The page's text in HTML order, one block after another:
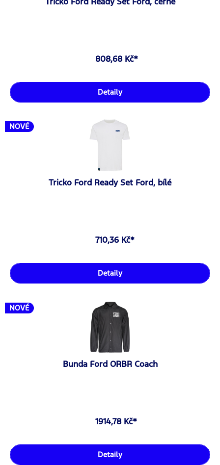
808,68 Kč*
Detaily
NOVÉ
Tricko Ford Ready Set Ford, bílé
710,36 Kč*
Detaily
NOVÉ
Bunda Ford ORBR Coach
1914,78 Kč*
Detaily